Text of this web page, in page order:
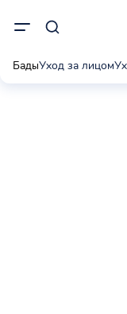
БадыУход за лицом